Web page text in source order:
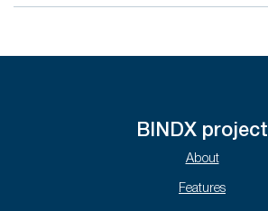
BINDX project
About
Features